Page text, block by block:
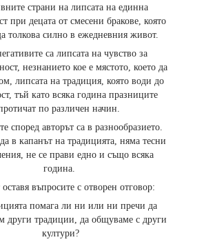
страни на липсата на единна
при децата от смесени бракове, която
толкова силно в ежедневния живот.
са липсата на чувство за
незнанието кое е мястото, което да
липсата на традиция, която води до
тъй като всяка година празниците
по различен начин.
според авторът са в разнообразието.
в капанът на традицията, няма тесни
не се прави едно и също всяка
година.
въпросите с отворен отговор:
помага ли ни или ни пречи да
други традиции, да общуваме с други
култури?